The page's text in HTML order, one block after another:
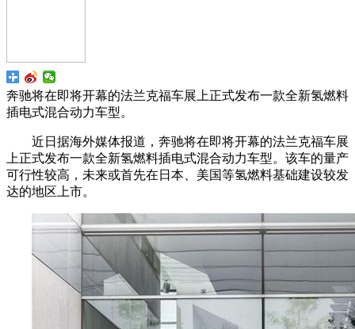
奔驰将在即将开幕的法兰克福车展上正式发布一款全新氢燃料
插电式混合动力车型。
近日据海外媒体报道，奔驰将在即将开幕的法兰克福车展
上正式发布一款全新氢燃料插电式混合动力车型。该车的量产
可行性较高，未来或首先在日本、美国等氢燃料基础建设较发
达的地区上市。